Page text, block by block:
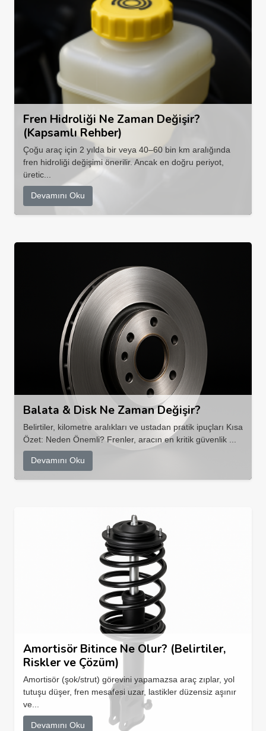
Fren Hidroliği Ne Zaman Değişir?
(Kapsamlı Rehber)
Çoğu araç için 2 yılda bir veya 40–60 bin km aralığında
fren hidroliği değişimi önerilir. Ancak en doğru periyot,
üretic...
Devamını Oku
Balata & Disk Ne Zaman Değişir?
Belirtiler, kilometre aralıkları ve ustadan pratik ipuçları Kısa
Özet: Neden Önemli? Frenler, aracın en kritik güvenlik ...
Devamını Oku
Amortisör Bitince Ne Olur? (Belirtiler,
Riskler ve Çözüm)
Amortisör (şok/strut) görevini yapamazsa araç zıplar, yol
tutuşu düşer, fren mesafesi uzar, lastikler düzensiz aşınır
ve...
Devamını Oku